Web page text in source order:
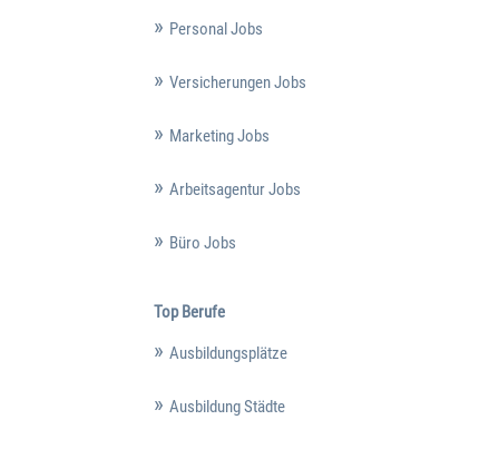
Personal Jobs
Versicherungen Jobs
Marketing Jobs
Arbeitsagentur Jobs
Büro Jobs
Top Berufe
Ausbildungsplätze
Ausbildung Städte